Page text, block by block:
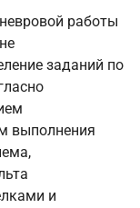
работы
заданий по
выполнения
и